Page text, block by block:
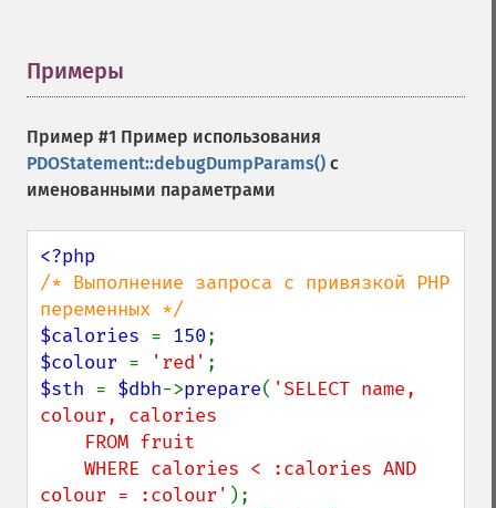
Примеры
Пример #1 Пример использования
PDOStatement::debugDumpParams() с
именованными параметрами
/* Выполнение запроса с привязкой PHP
$calories = 150
$colour = 'red'
$sth = $dbh->prepare( 'SELECT name,
colour, calories
colour = :colour'